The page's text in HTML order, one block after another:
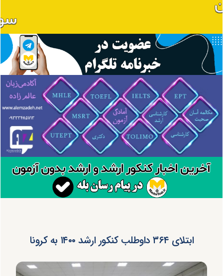
ابتلای ۳۶۴ داوطلب کنکور ارشد ۱۴۰۰ به کرونا